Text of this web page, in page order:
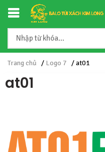
Trang chủ / Logo 7 / at01
at01